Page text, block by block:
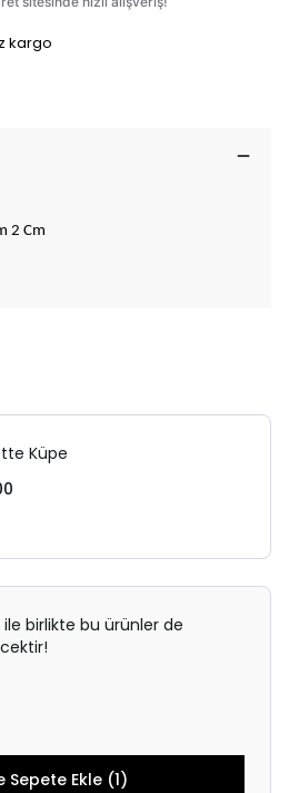
kargo
2 Cm
Küpe
birlikte bu ürünler de
Sepete Ekle (1)